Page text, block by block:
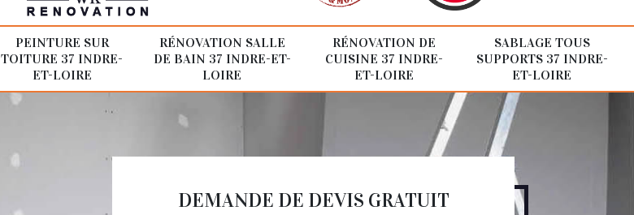
PEINTURE SUR
TOITURE 37 INDRE-
ET-LOIRE
RÉNOVATION SALLE
DE BAIN 37 INDRE-ET-
LOIRE
RÉNOVATION DE
CUISINE 37 INDRE-
ET-LOIRE
SABLAGE TOUS
SUPPORTS 37 INDRE-
ET-LOIRE
DEMANDE DE DEVIS GRATUIT